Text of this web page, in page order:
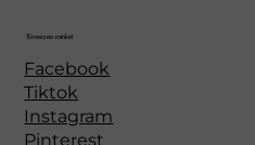
Facebook
Tiktok
Instagram
Pinterest
Kövessen minket